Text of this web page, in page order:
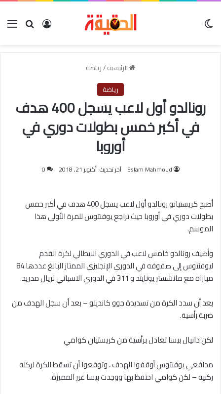
بحث عنتسجيل
الرئيسية/رياضة
رياضة
رونالدو أول لاعب يسجل 400 هدف
في أكبر خمس بطولات دوري في
أوروبا
Eslam Mahmoud آخر تحديث: أكتوبر 21, 2018 0
أصبح كريستيانو رونالدو أول لاعب يسجل 400 هدف في أكبر خمس
بطولات دوري في أوروبا حيث تراجع يوفنتوس للمرة الأولى هذا
الموسم.
وأضيف رونالدو خامس لاعب في الدوري الايطالي لكرة القدم
ليوفنتوس إلى صفوفه في الدوري الإنجليزي الممتاز البالغ عددها 84
مباراة مع مانشستر يونايتد و 311 في الدوري الاسباني لريال مدريد.
بعد أن سدد الكرة من تسديدة جوو كانديلو – بعد أن سجل الهدف من
ضربة رأسية.
لكن دانيال بيسا تعادل برأسية من كريستيان كوامي
مدافعي يوفنتوس أوقفوا الهدف ، وتوقعوا أن تسقط الكرة لركلة
ركنية – لكن كوامي احتفظ بها ووجدت بيسا غير المميزة.